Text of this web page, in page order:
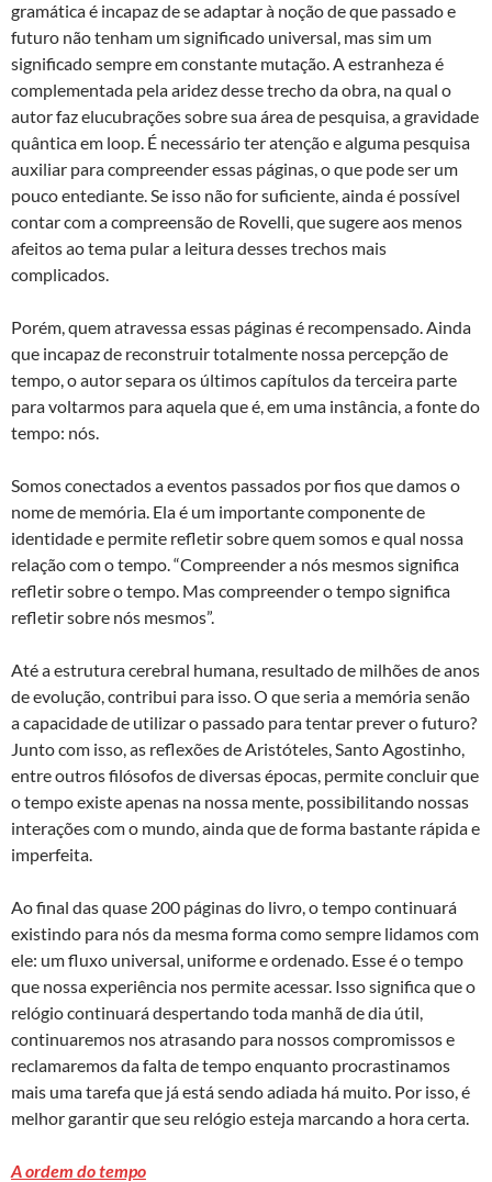
gramática é incapaz de se adaptar à noção de que passado e
futuro não tenham um significado universal, mas sim um
significado sempre em constante mutação. A estranheza é
complementada pela aridez desse trecho da obra, na qual o
autor faz elucubrações sobre sua área de pesquisa, a gravidade
quântica em loop. É necessário ter atenção e alguma pesquisa
auxiliar para compreender essas páginas, o que pode ser um
pouco entediante. Se isso não for suficiente, ainda é possível
contar com a compreensão de Rovelli, que sugere aos menos
afeitos ao tema pular a leitura desses trechos mais
complicados.
Porém, quem atravessa essas páginas é recompensado. Ainda
que incapaz de reconstruir totalmente nossa percepção de
tempo, o autor separa os últimos capítulos da terceira parte
para voltarmos para aquela que é, em uma instância, a fonte do
tempo: nós.
Somos conectados a eventos passados por fios que damos o
nome de memória. Ela é um importante componente de
identidade e permite refletir sobre quem somos e qual nossa
relação com o tempo. “Compreender a nós mesmos significa
refletir sobre o tempo. Mas compreender o tempo significa
refletir sobre nós mesmos”.
Até a estrutura cerebral humana, resultado de milhões de anos
de evolução, contribui para isso. O que seria a memória senão
a capacidade de utilizar o passado para tentar prever o futuro?
Junto com isso, as reflexões de Aristóteles, Santo Agostinho,
entre outros filósofos de diversas épocas, permite concluir que
o tempo existe apenas na nossa mente, possibilitando nossas
interações com o mundo, ainda que de forma bastante rápida e
imperfeita.
Ao final das quase 200 páginas do livro, o tempo continuará
existindo para nós da mesma forma como sempre lidamos com
ele: um fluxo universal, uniforme e ordenado. Esse é o tempo
que nossa experiência nos permite acessar. Isso significa que o
relógio continuará despertando toda manhã de dia útil,
continuaremos nos atrasando para nossos compromissos e
reclamaremos da falta de tempo enquanto procrastinamos
mais uma tarefa que já está sendo adiada há muito. Por isso, é
melhor garantir que seu relógio esteja marcando a hora certa.
A ordem do tempo